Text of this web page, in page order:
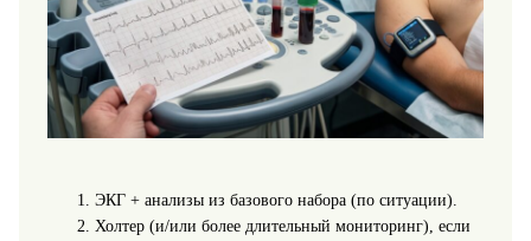
ЭКГ + анализы из базового набора (по ситуации).
Холтер (и/или более длительный мониторинг), если